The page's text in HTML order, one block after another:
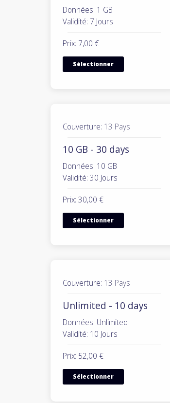
Données: 1 GB
Validité: 7 Jours
Prix: 7,00 €
Sélectionner
Couverture: 13 Pays
10 GB - 30 days
Données: 10 GB
Validité: 30 Jours
Prix: 30,00 €
Sélectionner
Couverture: 13 Pays
Unlimited - 10 days
Données: Unlimited
Validité: 10 Jours
Prix: 52,00 €
Sélectionner